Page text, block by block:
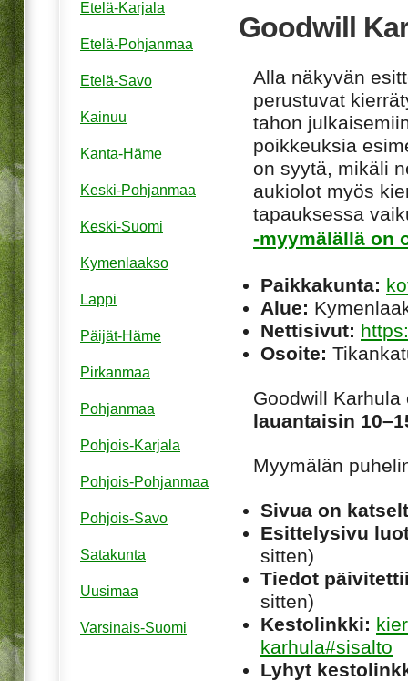
Goodwill
Alla näkyvän
perustuvat
tahon
poikkeuksia
on syytä, mikäli
aukiolot myös
tapauksessa
-myymälällä on
Paikkakunta:
Alue:
Nettisivut:
Osoite:
Goodwill
lauantaisin
Myymälän
Sivua on
Esittelysivu
sitten)
Tiedot
sitten)
Kestolinkki:
karhula#sisalto
Lyhyt
Etelä-Karjala
Etelä-Pohjanmaa
Etelä-Savo
Kainuu
Kanta-Häme
Keski-Pohjanmaa
Keski-Suomi
Kymenlaakso
Lappi
Päijät-Häme
Pirkanmaa
Pohjanmaa
Pohjois-Karjala
Pohjois-Pohjanmaa
Pohjois-Savo
Satakunta
Uusimaa
Varsinais-Suomi